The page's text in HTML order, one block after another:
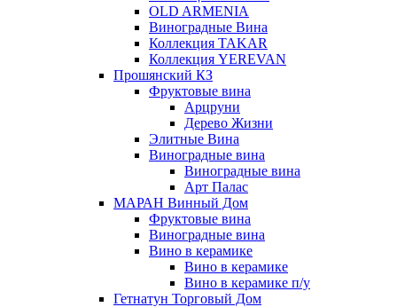
OLD ARMENIA
Виноградные Вина
Коллекция TAKAR
Коллекция YEREVAN
Прошянский КЗ
Фруктовые вина
Арцруни
Дерево Жизни
Элитные Вина
Виноградные вина
Виноградные вина
Арт Палас
МАРАН Винный Дом
Фруктовые вина
Виноградные вина
Вино в керамике
Вино в керамике
Вино в керамике п/у
Гетнатун Торговый Дом